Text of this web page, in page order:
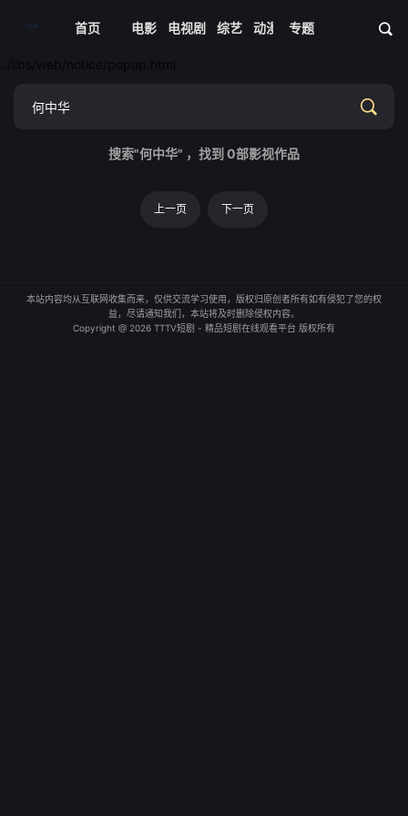
首页 电影 电视剧 综艺 动漫 短剧大全 资
专题
搜索"何中华" ，找到 0部影视作品
上一页 下一页
本站内容均从互联网收集而来，仅供交流学习使用，版权归原创者所有如有侵犯了您的权
益，尽请通知我们，本站将及时删除侵权内容。
Copyright @ 2026 TTTV短剧 - 精品短剧在线观看平台 版权所有